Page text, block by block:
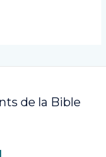
de la Bible